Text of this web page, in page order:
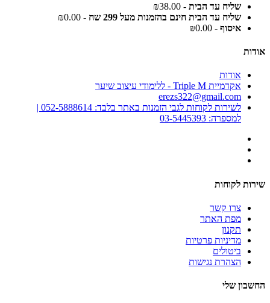
שליח עד הבית - ₪38.00
שליח עד הבית חינם בהזמנות מעל 299 שח
- ₪0.00
איסוף - ₪0.00
אודות
אודות
אקדמיית Triple M - ללימודי עיצוב שיער
erezs322@gmail.com
לשירות לקוחות לגבי הזמנות באתר בלבד: 052-5888614 |
למספרה: 03-5445393
שירות לקוחות
צרו קשר
מפת האתר
תקנון
מדיניות פרטיות
ביטולים
הצהרת נגישות
החשבון שלי